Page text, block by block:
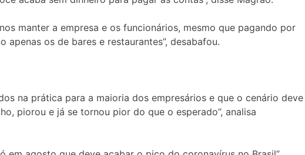
manter a empresa e os funcionários, mesmo que pagando por
os de bares e restaurantes”, desabafou.
na prática para a maioria dos empresários e que o cenário deve
piorou e já se tornou pior do que o esperado”, analisa